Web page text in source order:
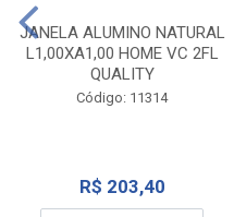
JANELA ALUMINO NATURAL
L1,00XA1,00 HOME VC 2FL
QUALITY
Código: 11314
R$ 203,40